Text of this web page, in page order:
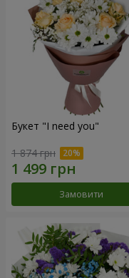
Букет "I need you"
1 874 грн
Замовити